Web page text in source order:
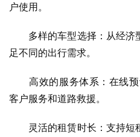
户使用。
多样的车型选择：从经济
足不同的出行需求。
高效的服务体系：在线预
客户服务和道路救援。
灵活的租赁时长：支持短